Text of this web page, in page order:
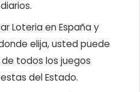
Loteria en España y
elija, usted puede
todos los juegos
del Estado.